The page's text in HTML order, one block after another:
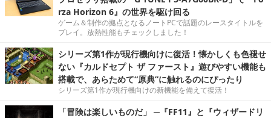
rza Horizon 6』の世界を駆け回る
ゲーム＆制作の拠点となるノートPCで話題のレースタイトルを
プレイ。放熱性能もチェックしました！
シリーズ第1作が現行機向けに復活！懐かしくも色褪せ
ない『カルドセプト ザ ファースト』遊びやすい機能も
搭載で、あらためて“原典”に触れるのにぴったり
シリーズ第1作が現行機向けの新機能を備えて復活！
「冒険は楽しいものだ」 ─『FF11』と『ウィザードリ